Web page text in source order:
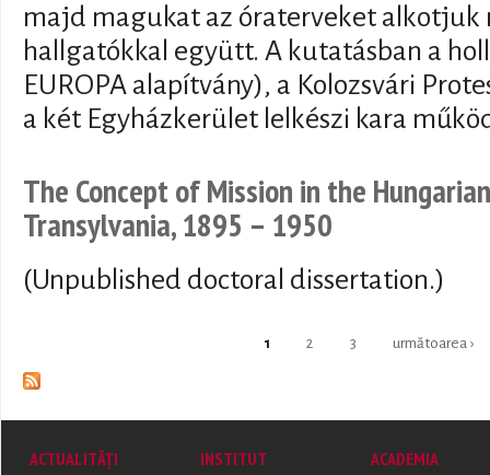
majd magukat az óraterveket alkotjuk
hallgatókkal együtt. A kutatásban a
EUROPA alapítvány), a Kolozsvári
a két Egyházkerület lelkészi kara
The Concept of Mission in the
Transylvania, 1895 – 1950
(Unpublished doctoral dissertation.)
1 2 3 următoarea ›
ACTUALITĂȚI
INSTITUT
ACADEMIA